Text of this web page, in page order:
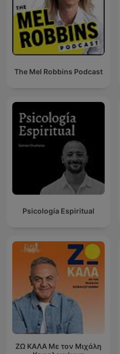
The Mel Robbins Podcast
Psicología Espiritual
ΖΩ ΚΑΛΑ Με τον Μιχάλη